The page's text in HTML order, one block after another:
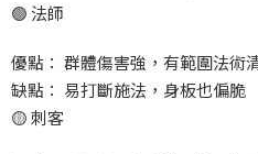
🟢 法師
優點： 群體傷害強，有範圍法術
缺點： 易打斷施法，身板也偏脆
🟡 刺客